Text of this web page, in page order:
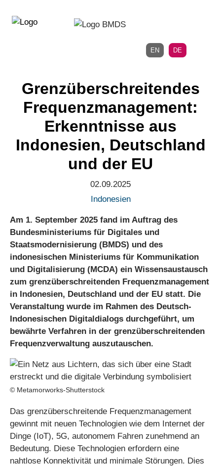
zum
EN DE
Grenzüberschreitendes
Frequenzmanagement:
Erkenntnisse aus
Indonesien, Deutschland
und der EU
02.09.2025
Indonesien
Am 1. September 2025 fand im Auftrag des
Bundesministeriums für Digitales und
Staatsmodernisierung (BMDS) und des
indonesischen Ministeriums für Kommunikation
und Digitalisierung (MCDA) ein Wissensaustausch
zum grenzüberschreitenden Frequenzmanagement
in Indonesien, Deutschland und der EU statt. Die
Veranstaltung wurde im Rahmen des Deutsch-
Indonesischen Digitaldialogs durchgeführt, um
bewährte Verfahren in der grenzüberschreitenden
Frequenzverwaltung auszutauschen.
© Metamorworks-Shutterstock
Das grenzüberschreitende Frequenzmanagement
gewinnt mit neuen Technologien wie dem Internet der
Dinge (IoT), 5G, autonomem Fahren zunehmend an
Bedeutung. Diese Technologien erfordern eine
nahtlose Konnektivität und minimale Störungen. Dies